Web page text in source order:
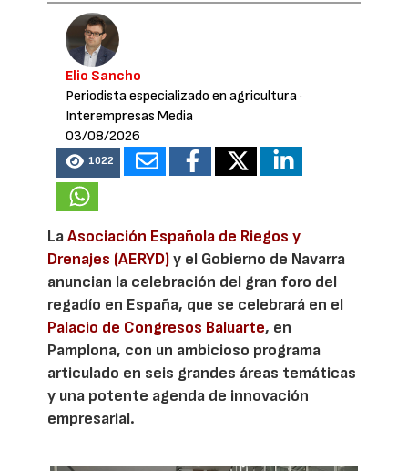
Elio Sancho
Periodista especializado en agricultura·
Interempresas Media
03/08/2026
1022
LaAsociación Española de Riegos y
Drenajes (AERYD)y el Gobierno de Navarra
anuncian la celebración del gran foro del
regadío en España, que se celebrará en el
Palacio de Congresos Baluarte, en
Pamplona, con un ambicioso programa
articulado en seis grandes áreas temáticas
y una potente agenda de innovación
empresarial.